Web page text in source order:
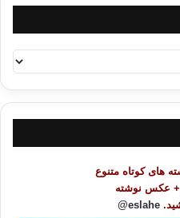
های کوتاه متنوع
عکس نوشته
eslahe@